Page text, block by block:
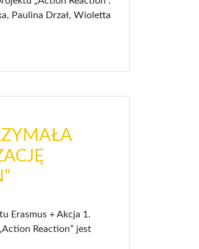
Paulina Drzał, Wioletta
Erasmus + Akcja 1.
Reaction” jest